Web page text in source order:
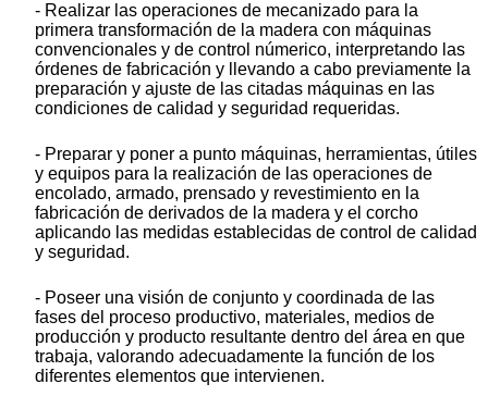
- Realizar las operaciones de mecanizado para la
primera transformación de la madera con máquinas
convencionales y de control númerico, interpretando las
órdenes de fabricación y llevando a cabo previamente la
preparación y ajuste de las citadas máquinas en las
condiciones de calidad y seguridad requeridas.
- Preparar y poner a punto máquinas, herramientas, útiles
y equipos para la realización de las operaciones de
encolado, armado, prensado y revestimiento en la
fabricación de derivados de la madera y el corcho
aplicando las medidas establecidas de control de calidad
y seguridad.
- Poseer una visión de conjunto y coordinada de las
fases del proceso productivo, materiales, medios de
producción y producto resultante dentro del área en que
trabaja, valorando adecuadamente la función de los
diferentes elementos que intervienen.